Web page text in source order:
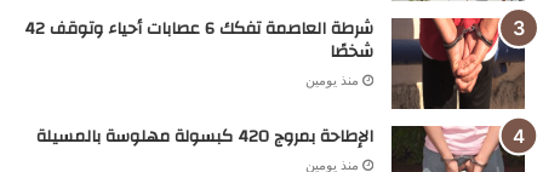
شرطة العاصمة تفكك 6 عصابات أحياء وتوقف 42
شخصًا
منذ يومين
الإطاحة بمروج 420 كبسولة مهلوسة بالمسيلة
منذ يومين